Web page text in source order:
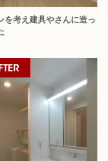
を考え建具やさんに造っ